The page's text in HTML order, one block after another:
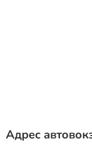
Адрес